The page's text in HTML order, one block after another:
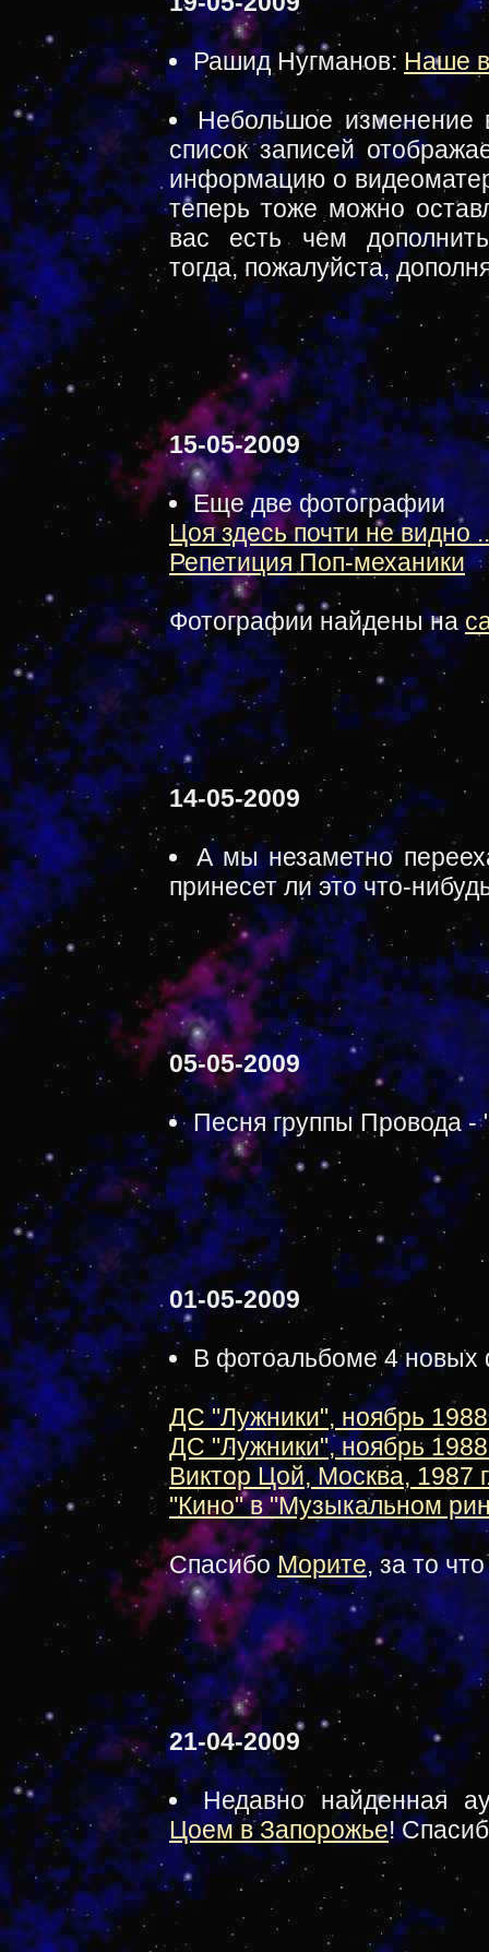
Рашид Нугманов: Наше
Небольшое изменение
список записей
информацию о
теперь тоже можно
вас есть чем
тогда, пожалуйста,
15-05-2009
Еще две фотографии
Цоя здесь почти не видно
Репетиция Поп-механики
Фотографии найдены на
14-05-2009
А мы незаметно
принесет ли это что-
05-05-2009
Песня группы Провода -
01-05-2009
В фотоальбоме 4 новых
ДС "Лужники", ноябрь 1988
ДС "Лужники", ноябрь 1988
Виктор Цой, Москва, 1987
"Кино" в "Музыкальном
СпасибоМорите, за то
21-04-2009
Недавно найденная
Цоем в Запорожье!